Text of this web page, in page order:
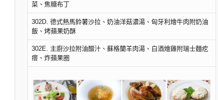
菜、焦糖布丁
302D. 德式熱馬鈴薯沙拉、奶油洋菇濃湯、匈牙利燴牛肉附奶油
飯、烤蘋果奶酥
302E. 主廚沙拉附油醋汁、蘇格蘭羊肉湯、白酒燴雞附瑞士麵疙
瘩、炸蘋果圈